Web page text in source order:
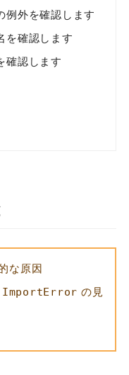
例外を確認します
を確認します
確認します
な原因
ImportError の見